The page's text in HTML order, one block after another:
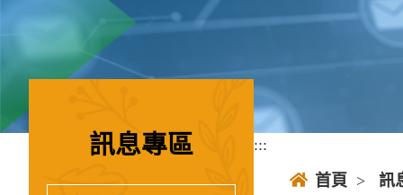
訊息專區
:::
首頁 > 訊